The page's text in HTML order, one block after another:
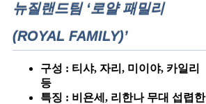
뉴질랜드팀 ‘로얄 패밀리
(ROYAL FAMILY)’
구성 : 티샤, 자리, 미이야, 카일리
등
특징 : 비욘세, 리한나 무대 섭렵한